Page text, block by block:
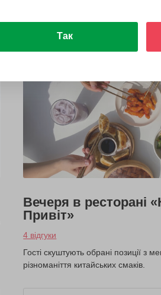
Вечеря в ресторані
Привіт»
4 відгуки
Гості скуштують обрані позиції з
різноманіття китайських смаків.
Так